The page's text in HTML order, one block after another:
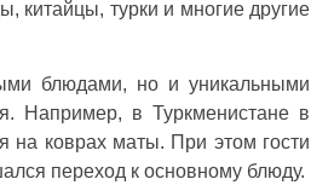
китайцы, турки и многие другие
блюдами, но и уникальными
Например, в Туркменистане в
на коврах маты. При этом гости
переход к основному блюду.